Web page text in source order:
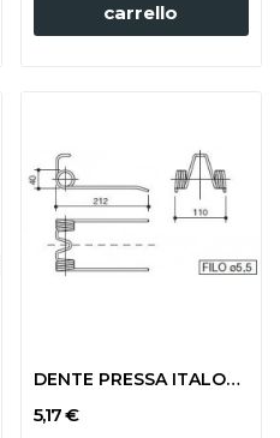
carrello
DENTE PRESSA ITALOSVIZZERA LARGA
5,17 €